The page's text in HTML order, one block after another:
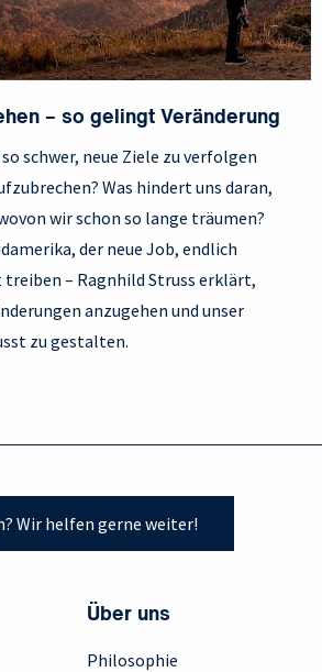
– so gelingt Veränderung
schwer, neue Ziele zu verfolgen
Was hindert uns daran,
wir schon so lange träumen?
der neue Job, endlich
– Ragnhild Struss erklärt,
anzugehen und unser
zu gestalten.
Wir helfen gerne weiter!
Über uns
Philosophie